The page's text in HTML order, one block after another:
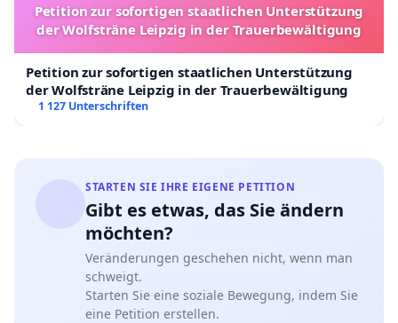
Petition zur sofortigen staatlichen Unterstützung
der Wolfsträne Leipzig in der Trauerbewältigung
Petition zur sofortigen staatlichen Unterstützung
der Wolfsträne Leipzig in der Trauerbewältigung
1 127 Unterschriften
STARTEN SIE IHRE EIGENE PETITION
Gibt es etwas, das Sie ändern
möchten?
Veränderungen geschehen nicht, wenn man
schweigt.
Starten Sie eine soziale Bewegung, indem Sie
eine Petition erstellen.